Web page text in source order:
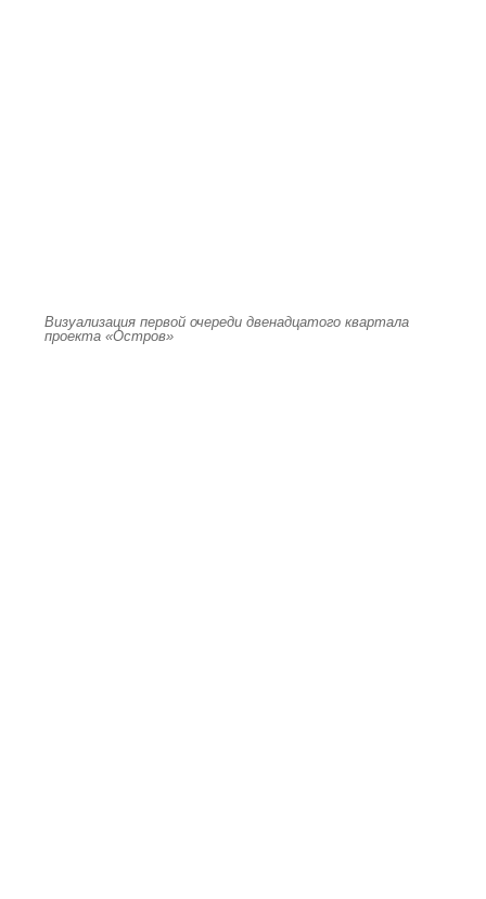
Визуализация первой очереди двенадцатого квартала
проекта «Остров»